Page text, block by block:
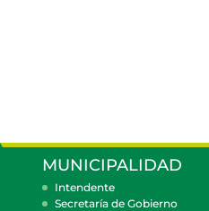
MUNICIPALIDAD
Intendente
Secretaría de Gobierno